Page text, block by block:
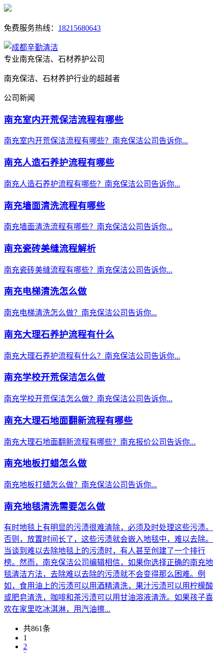
免费服务热线： 18215680643
专业南充保洁、石材养护公司
南充保洁、石材养护行业的超越者
公司新闻
南充室内开荒保洁流程有哪些
南充室内开荒保洁流程有哪些？南充保洁公司告诉你...
南充人造石养护流程有哪些
南充人造石养护流程有哪些？南充保洁公司告诉你...
南充墙面清洗流程有哪些
南充墙面清洗流程有哪些？南充保洁公司告诉你...
南充瓷砖美缝流程解析
南充瓷砖美缝流程有哪些？南充保洁公司告诉你...
南充电梯清洗怎么做
南充电梯清洗怎么做？南充保洁公司告诉你...
南充大理石养护流程有什么
南充大理石养护流程有什么？南充保洁公司告诉你...
南充学校开荒保洁怎么做
南充学校开荒保洁怎么做？南充保洁公司告诉你...
南充大理石地面翻新流程有哪些
南充大理石地面翻新流程有哪些？南充报价公司告诉你...
南充地板打蜡怎么做
南充地板打蜡怎么做？南充保洁公司告诉你...
南充地毯清洗需要怎么做
有时地毯上有明显的污渍很难清除，必须及时处理这些污渍。
否则，放置时间长了，这些污渍就会嵌入地毯中，难以去除。
当谈到难以去除地毯上的污渍时，有人甚至创建了一个排行
榜。然而，南充保洁公司编辑相信，如果你选择正确的南充地
毯清洁方法，去除难以去除的污渍就不会变得那么困难。例
如，食用油上的污渍可以用酒精清洗，果汁污渍可以用柠檬酸
或肥皂清洗，咖啡和茶污渍可以用甘油溶液清洗。如果孩子喜
欢在家里吃冰淇淋，用汽油擦...
共861条
1
2